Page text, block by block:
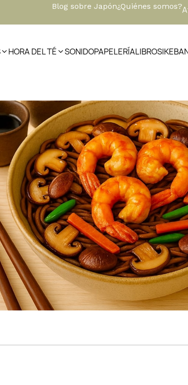
Blog sobre Japón¿Quiénes somos?
HORA DEL TÉ SONIDOPAPELERÍALIBROS